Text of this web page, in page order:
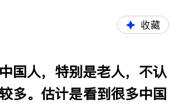
收藏
国人，特别是老人，不认
多。估计是看到很多中国